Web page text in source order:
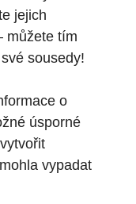
jejich
můžete tím
sousedy!
o
úsporné
vypadat